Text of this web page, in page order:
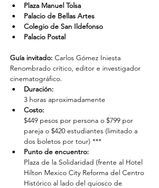
Plaza Manuel Tolsa
Palacio de Bellas Artes
Colegio de San Ildefonso
Palacio Postal
Guía invitado: Carlos Gómez Iniesta
Renombrado crítico, editor e investigador
cinematográfico.
Duración:
3 horas aproximadamente
Costo:
$449 pesos por persona o $799 por
pareja o $420 estudiantes (limitado a
dos boletos por tour) ***
Punto de encuentro:
Plaza de la Solidaridad (frente al Hotel
Hilton Mexico City Reforma del Centro
Histórico al lado del quiosco de